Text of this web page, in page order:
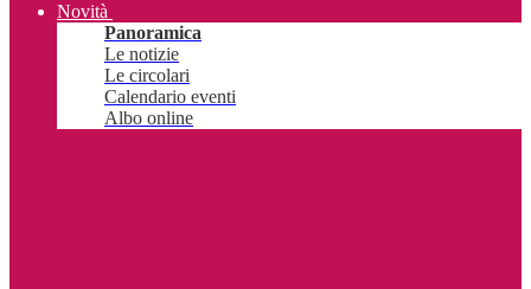
Novità
Panoramica
Le notizie
Le circolari
Calendario eventi
Albo online